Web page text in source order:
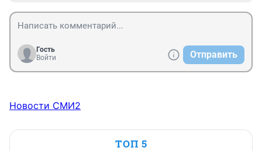
Гость
Войти
Отправить
Новости СМИ2
ТОП 5